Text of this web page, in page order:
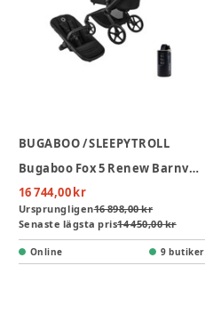
BUGABOO / SLEEPYTROLL
Bugaboo Fox 5 Renew Barnvagn & Sleepytroll Baby Rocker 2.0 Vagnskakare - Heritage Black
16 744,00 kr
Ursprungligen16 898,00 kr
Senaste lägsta pris14 450,00 kr
Online 9 butiker